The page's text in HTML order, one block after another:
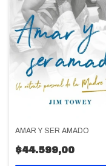
AMAR Y SER AMADO
$44.599,00